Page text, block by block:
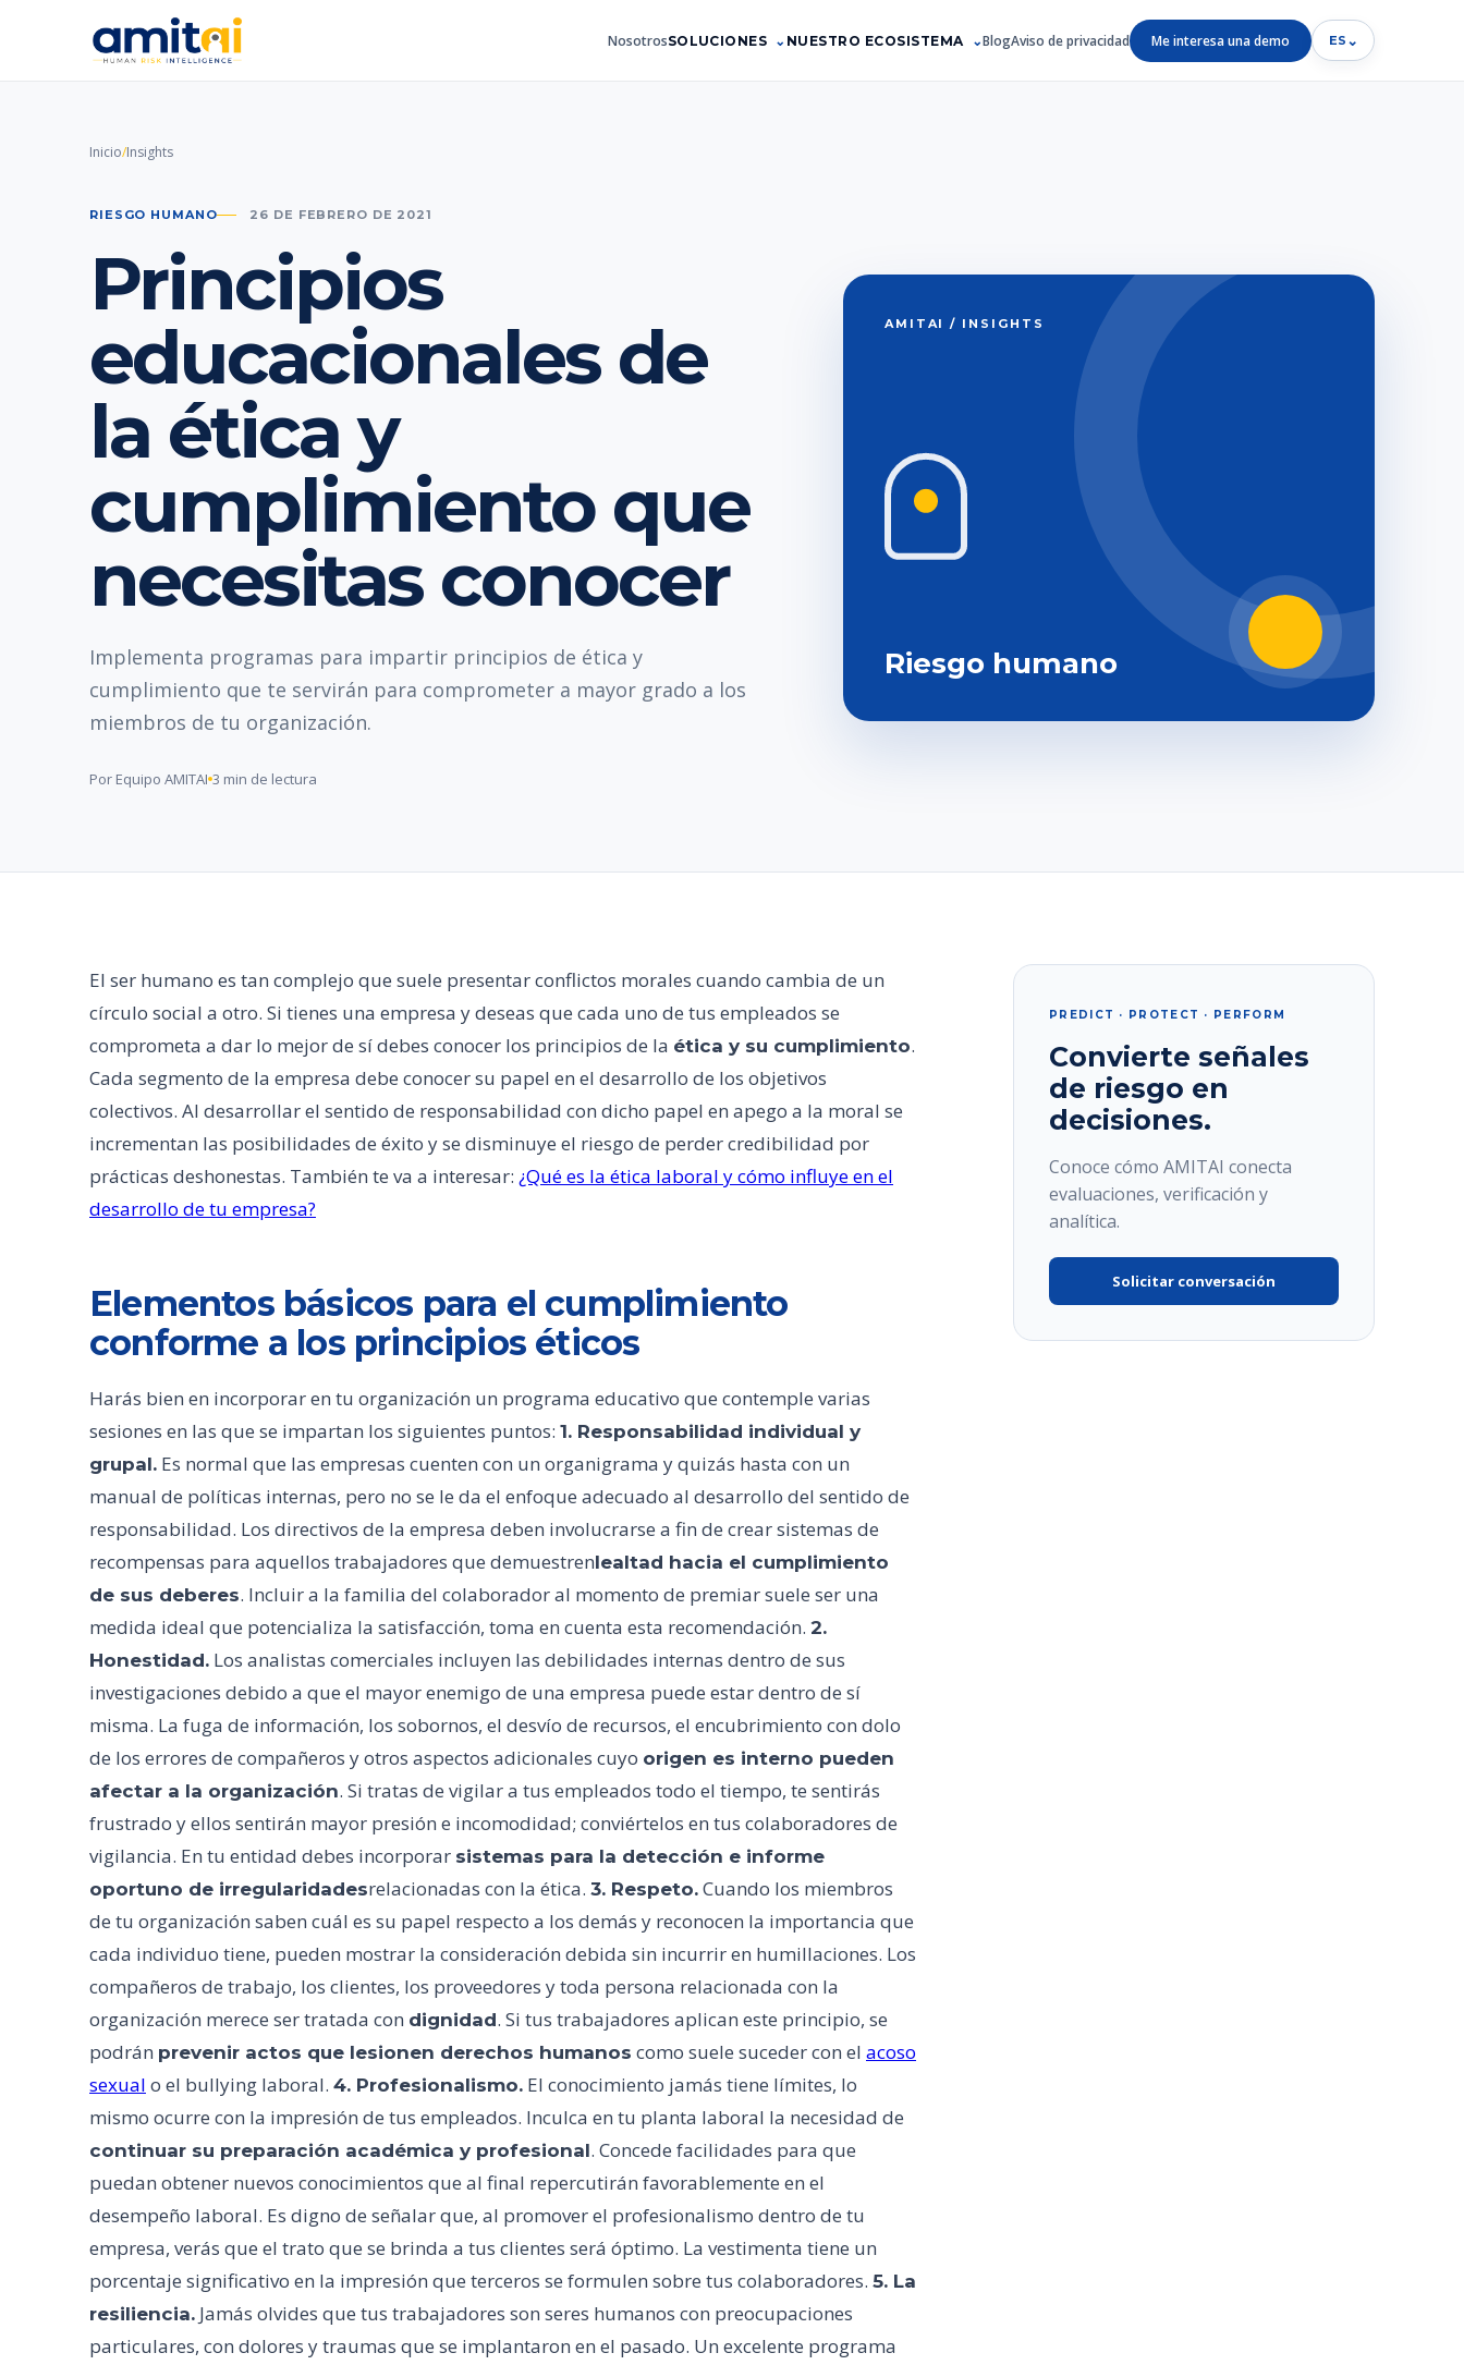
NosotrosSOLUCIONES NUESTRO ECOSISTEMA BlogAviso de privacidad Me interesa una demo ES ⌄
Inicio/Insights
RIESGO HUMANO 26 DE FEBRERO DE 2021
Principios
educacionales de
la ética y
cumplimiento que
necesitas conocer
Implementa programas para impartir principios de ética y
cumplimiento que te servirán para comprometer a mayor grado a los
miembros de tu organización.
Por Equipo AMITAI 3 min de lectura
AMITAI / INSIGHTS
Riesgo humano
El ser humano es tan complejo que suele presentar conflictos morales cuando cambia de un
círculo social a otro. Si tienes una empresa y deseas que cada uno de tus empleados se
comprometa a dar lo mejor de sí debes conocer los principios de la ética y su cumplimiento.
Cada segmento de la empresa debe conocer su papel en el desarrollo de los objetivos
colectivos. Al desarrollar el sentido de responsabilidad con dicho papel en apego a la moral se
incrementan las posibilidades de éxito y se disminuye el riesgo de perder credibilidad por
prácticas deshonestas. También te va a interesar: ¿Qué es la ética laboral y cómo influye en el
desarrollo de tu empresa?
Elementos básicos para el cumplimiento
conforme a los principios éticos
Harás bien en incorporar en tu organización un programa educativo que contemple varias
sesiones en las que se impartan los siguientes puntos: 1. Responsabilidad individual y
grupal. Es normal que las empresas cuenten con un organigrama y quizás hasta con un
manual de políticas internas, pero no se le da el enfoque adecuado al desarrollo del sentido de
responsabilidad. Los directivos de la empresa deben involucrarse a fin de crear sistemas de
recompensas para aquellos trabajadores que demuestrenlealtad hacia el cumplimiento
de sus deberes. Incluir a la familia del colaborador al momento de premiar suele ser una
medida ideal que potencializa la satisfacción, toma en cuenta esta recomendación. 2.
Honestidad. Los analistas comerciales incluyen las debilidades internas dentro de sus
investigaciones debido a que el mayor enemigo de una empresa puede estar dentro de sí
misma. La fuga de información, los sobornos, el desvío de recursos, el encubrimiento con dolo
de los errores de compañeros y otros aspectos adicionales cuyo origen es interno pueden
afectar a la organización. Si tratas de vigilar a tus empleados todo el tiempo, te sentirás
frustrado y ellos sentirán mayor presión e incomodidad; conviértelos en tus colaboradores de
vigilancia. En tu entidad debes incorporar sistemas para la detección e informe
oportuno de irregularidadesrelacionadas con la ética. 3. Respeto. Cuando los miembros
de tu organización saben cuál es su papel respecto a los demás y reconocen la importancia que
cada individuo tiene, pueden mostrar la consideración debida sin incurrir en humillaciones. Los
compañeros de trabajo, los clientes, los proveedores y toda persona relacionada con la
organización merece ser tratada con dignidad. Si tus trabajadores aplican este principio, se
podrán prevenir actos que lesionen derechos humanos como suele suceder con el acoso
sexual o el bullying laboral. 4. Profesionalismo. El conocimiento jamás tiene límites, lo
mismo ocurre con la impresión de tus empleados. Inculca en tu planta laboral la necesidad de
continuar su preparación académica y profesional. Concede facilidades para que
puedan obtener nuevos conocimientos que al final repercutirán favorablemente en el
desempeño laboral. Es digno de señalar que, al promover el profesionalismo dentro de tu
empresa, verás que el trato que se brinda a tus clientes será óptimo. La vestimenta tiene un
porcentaje significativo en la impresión que terceros se formulen sobre tus colaboradores. 5. La
resiliencia. Jamás olvides que tus trabajadores son seres humanos con preocupaciones
particulares, con dolores y traumas que se implantaron en el pasado. Un excelente programa
PREDICT · PROTECT · PERFORM
Convierte señales
de riesgo en
decisiones.
Conoce cómo AMITAI conecta
evaluaciones, verificación y
analítica.
Solicitar conversación